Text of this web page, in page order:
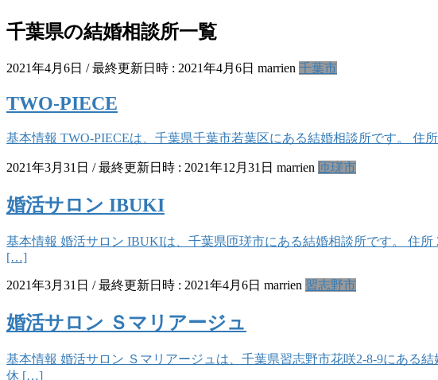
千葉県の結婚相談所一覧
2021年4月6日 / 最終更新日時 : 2021年4月6日 marrien 千葉市
TWO-PIECE
基本情報 TWO-PIECEは、千葉県千葉市若葉区にある結婚相談所です。 住
2021年3月31日 / 最終更新日時 : 2021年12月31日 marrien 匝瑳市
婚活サロン IBUKI
基本情報 婚活サロン IBUKIは、千葉県匝瑳市にある結婚相談所です。 住所
[…]
2021年3月31日 / 最終更新日時 : 2021年4月6日 marrien 習志野市
婚活サロン Ｓマリアージュ
基本情報 婚活サロン Ｓマリアージュは、千葉県習志野市花咲2-8-9にある
休 […]